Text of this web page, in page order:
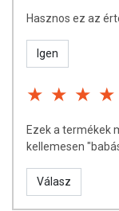
Hasznos ez az
Igen
Ezek a termékek
kellemesen
Válasz